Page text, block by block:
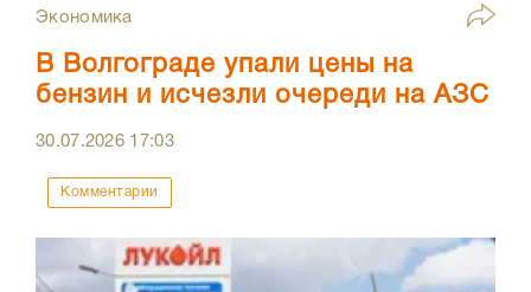
Экономика
В Волгограде упали цены на
бензин и исчезли очереди на АЗС
30.07.2026 17:03
Комментарии